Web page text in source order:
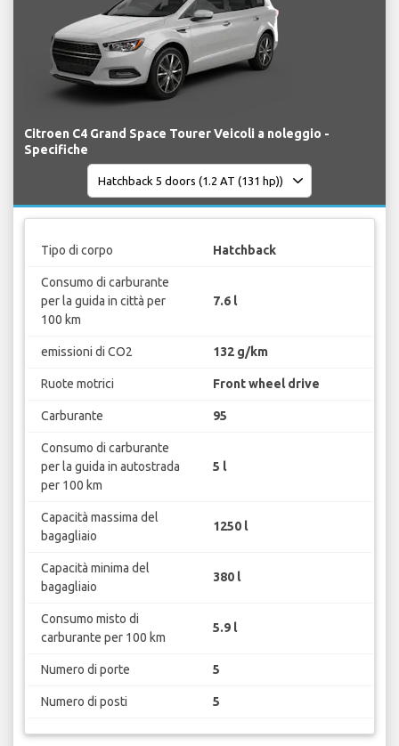
Citroen C4 Grand Space Tourer Veicoli a noleggio -
Specifiche
Tipo di corpo Hatchback
Consumo di carburante
per la guida in città per
100 km
7.6 l
emissioni di CO2 132 g/km
Ruote motrici Front wheel drive
Carburante 95
Consumo di carburante
per la guida in autostrada
per 100 km
5 l
Capacità massima del
bagagliaio
1250 l
Capacità minima del
bagagliaio
380 l
Consumo misto di
carburante per 100 km
5.9 l
Numero di porte 5
Numero di posti 5